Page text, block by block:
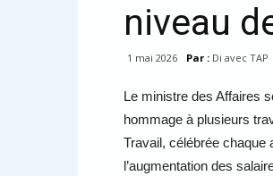
niveau
1 mai 2026 Par : Di avec TAP
Le ministre des Affaires
hommage à plusieurs
Travail, célébrée chaque
l’augmentation des